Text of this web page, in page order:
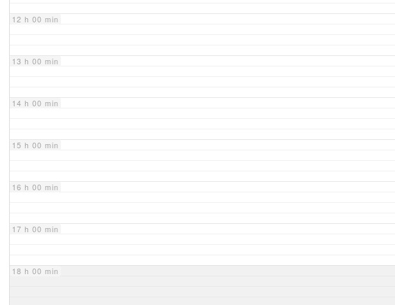
12 h 00 min
13 h 00 min
14 h 00 min
15 h 00 min
16 h 00 min
17 h 00 min
18 h 00 min